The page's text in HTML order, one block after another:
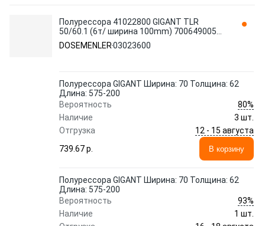
Полурессора 41022800 GIGANT TLR
50/60.1 (6т/ ширина 100mm) 700649005
03023600 DOSEMENLER
DOSEMENLER03023600
Полурессора GIGANT Ширина: 70 Толщина: 62
Длина: 575-200
Вероятность
80%
Наличие
3 шт.
Отгрузка
12 - 15 августа
739.67 p.
В корзину
Полурессора GIGANT Ширина: 70 Толщина: 62
Длина: 575-200
Вероятность
93%
Наличие
1 шт.